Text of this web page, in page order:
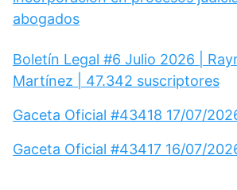
abogados
Boletín Legal #6 Julio 2026 |
Martínez | 47.342 suscriptores
Gaceta Oficial #43418 17/07/
Gaceta Oficial #43417 16/07/